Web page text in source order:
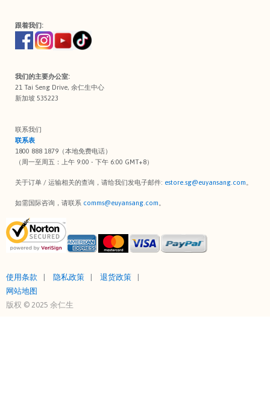
跟着我们:
我们的主要办公室:
21 Tai Seng Drive, 余仁生中心
新加坡 535223
联系我们
联系表
1800 888 1879（本地免费电话）
（周一至周五：上午 9:00 - 下午 6:00 GMT+8）
关于订单 / 运输相关的查询，请给我们发电子邮件: estore.sg@euyansang.com
如需国际咨询，请联系 comms@euyansang.com
使用条款 隐私政策
退货政策
网站地图
版权 © 2025 余仁生